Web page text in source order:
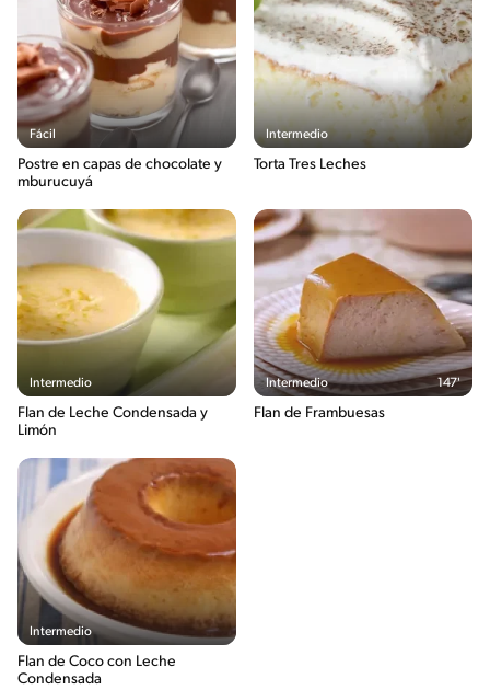
Fácil
Postre en capas de chocolate y
mburucuyá
Intermedio
Torta Tres Leches
Intermedio
Flan de Leche Condensada y
Limón
Intermedio 147'
Flan de Frambuesas
Intermedio
Flan de Coco con Leche
Condensada